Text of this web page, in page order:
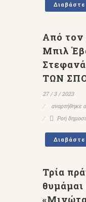
Διαβάστε
Από τον
Μπιλ
ΤΩΝ
27 / 3 / 2023
αναρτήθηκε
Ροή
Διαβάστε
Τρία